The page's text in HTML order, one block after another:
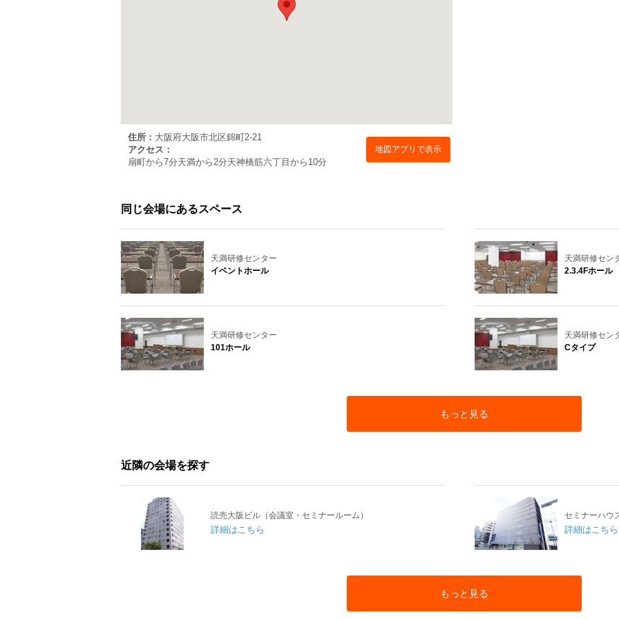
住所： 大阪府大阪市北区錦町2-21
アクセス：
扇町から7分天満から2分天神橋筋六丁目から10分
地図アプリで表示
同じ会場にあるスペース
天満研修センター
イベントホール
天満研修セン
2.3.4Fホール
天満研修センター
101ホール
天満研修セン
Cタイプ
もっと見る
近隣の会場を探す
読売大阪ビル（会議室・セミナールーム）
詳細はこちら
セミナーハウ
詳細はこちら
もっと見る